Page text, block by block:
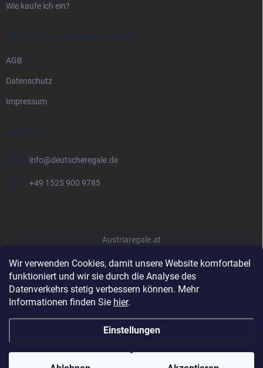
Wir verwenden Cookies, damit unsere Website komfortabel
funktioniert und wir sie durch die Analyse des
Datenverkehrs stetig verbessern können. Mehr
Informationen finden Sie hier.
Einstellungen
Wie kaufe ich ein?
RECHTLICHE INFORMATIONEN
AGB
Datenschutz
Impressum
KONTAKT
info@deutscheregale.de
+49 1525 900 9785
Austriaregale.at
Copyright 2026Deutscheregale.de. Alle Rechte vorbehalten.Cookie-